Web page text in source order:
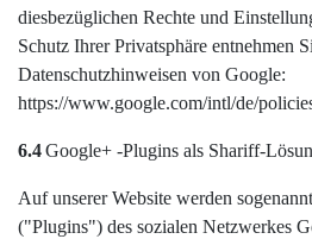
diesbezüglichen Rechte und
Schutz Ihrer Privatsphäre entnehmen
Datenschutzhinweisen von Google:
https://www.google.com/intl/de/
6.4Google+ -Plugins als Shariff-
Auf unserer Website werden
("Plugins") des sozialen Netzwerkes